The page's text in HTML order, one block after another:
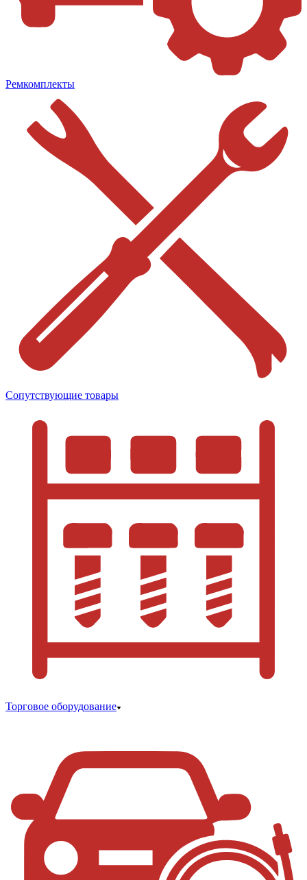
Ремкомплекты
Сопутствующие товары
Торговое оборудование